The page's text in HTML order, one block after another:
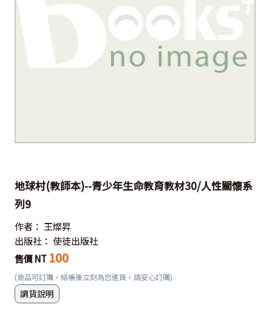
地球村(教師本)--青少年生命教育教材30/人性關懷系
列9
作者： 王燦昇
出版社： 使徒出版社
售價 NT 100
(商品可訂購，結帳後立刻為您進貨，請安心訂購)
調貨說明